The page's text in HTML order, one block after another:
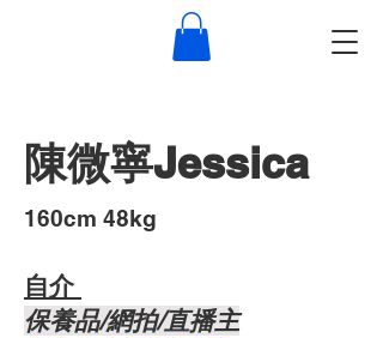
陳微寧Jessica
​160cm 48kg
自介 ​
​保養品/網拍/直播主